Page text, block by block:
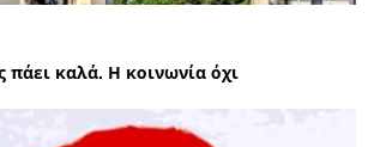
πάει καλά. Η κοινωνία όχι